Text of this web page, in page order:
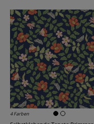
4 Farben